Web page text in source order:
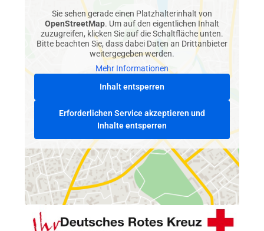
Sie sehen gerade einen Platzhalterinhalt von
OpenStreetMap. Um auf den eigentlichen Inhalt
zuzugreifen, klicken Sie auf die Schaltfläche unten.
Bitte beachten Sie, dass dabei Daten an Drittanbieter
weitergegeben werden.
Mehr Informationen
Inhalt entsperren
Erforderlichen Service akzeptieren und
Inhalte entsperren